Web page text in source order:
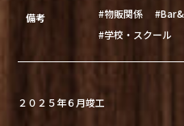
備考
#物販関係
#学校・スクール
２０２５年６月竣工